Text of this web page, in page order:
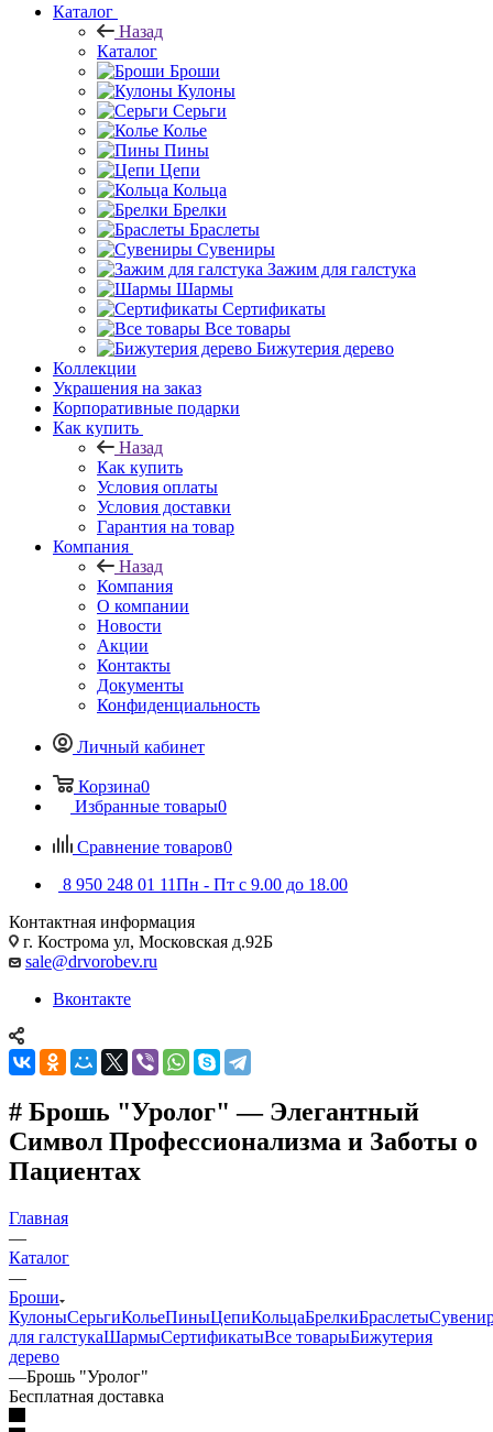
Каталог
Назад
Каталог
Броши
Кулоны
Серьги
Колье
Пины
Цепи
Кольца
Брелки
Браслеты
Сувениры
Зажим для галстука
Шармы
Сертификаты
Все товары
Бижутерия дерево
Коллекции
Украшения на заказ
Корпоративные подарки
Как купить
Назад
Как купить
Условия оплаты
Условия доставки
Гарантия на товар
Компания
Назад
Компания
О компании
Новости
Акции
Контакты
Документы
Конфиденциальность
Личный кабинет
Корзина0
Избранные товары0
Сравнение товаров0
8 950 248 01 11Пн - Пт с 9.00 до 18.00
Контактная информация
г. Кострома ул, Московская д.92Б
sale@drvorobev.ru
Вконтакте
# Брошь "Уролог" — Элегантный
Символ Профессионализма и Заботы о
Пациентах
Главная
—
Каталог
—
Броши
КулоныСерьгиКольеПиныЦепиКольцаБрелкиБраслеты
для галстукаШармыСертификатыВсе товарыБижутерия
дерево
—Брошь "Уролог"
Бесплатная доставка